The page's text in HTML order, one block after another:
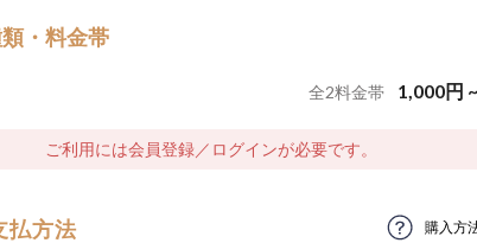
・料金帯
全2料金帯 1,000円
ご利用には会員登録／ログインが必要です。
払方法 購入方